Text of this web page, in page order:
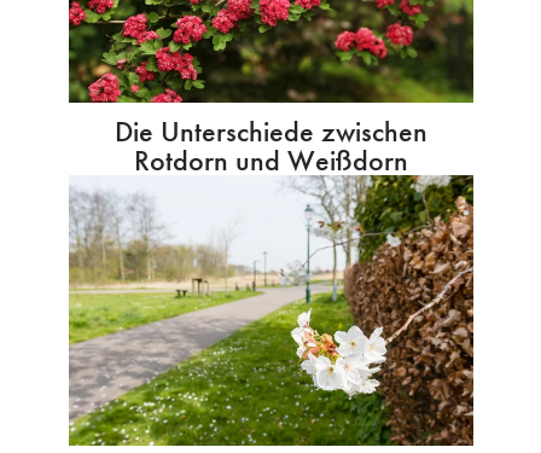
Die Unterschiede zwischen
Rotdorn und Weißdorn